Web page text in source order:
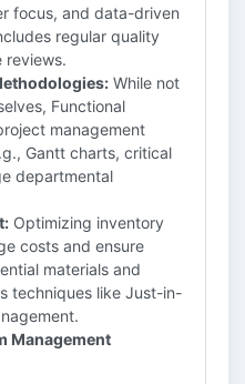
focus, and data-driven
regular quality
reviews.
While not
Functional
management
Gantt charts, critical
departmental
Optimizing inventory
costs and ensure
materials and
techniques like Just-in-
Management